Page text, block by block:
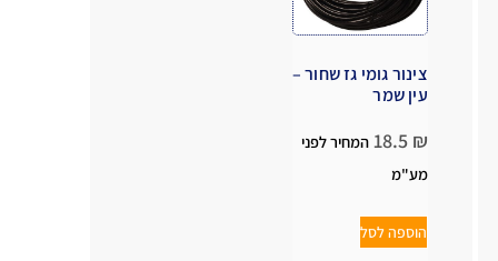
צינור גומי גז שחור –
עין שמר
₪
18.5
המחיר לפני
מע"מ
הוספה לסל